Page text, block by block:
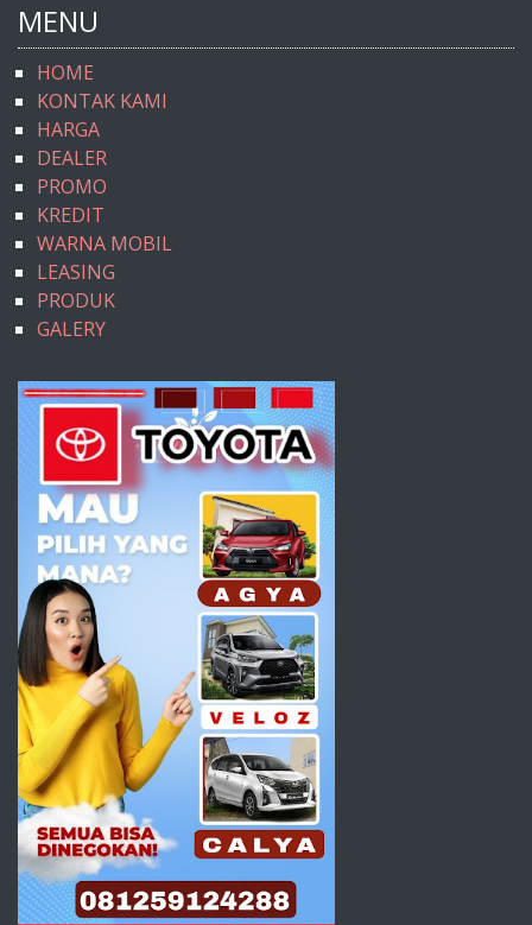
MENU
HOME
KONTAK KAMI
HARGA
DEALER
PROMO
KREDIT
WARNA MOBIL
LEASING
PRODUK
GALERY